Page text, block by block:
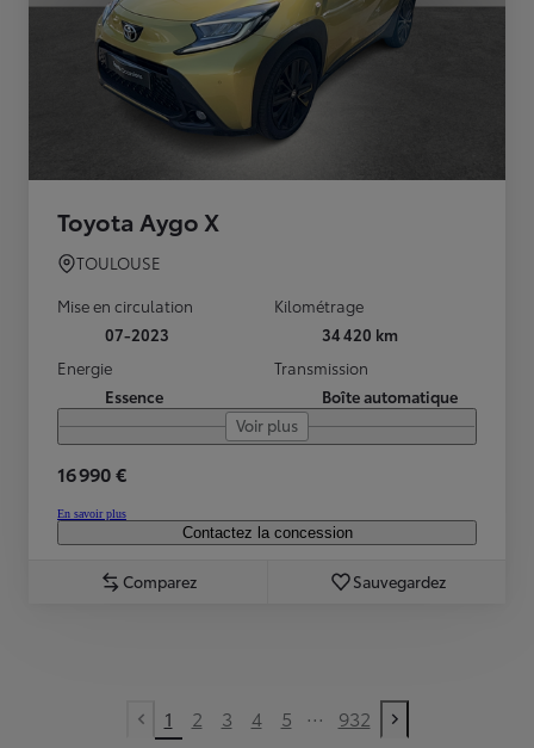
Toyota Aygo X
TOULOUSE
Mise en circulation
07-2023
Kilométrage
34 420 km
Energie
Essence
Transmission
Boîte automatique
Voir plus
16 990 €
En savoir plus
Contactez la concession
Comparez Sauvegardez
Previous page
1 2 3 4 5 ... 932
Next page